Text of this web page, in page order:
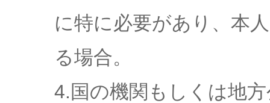
に特に必要があり、本
る場合。
4.国の機関もしくは地